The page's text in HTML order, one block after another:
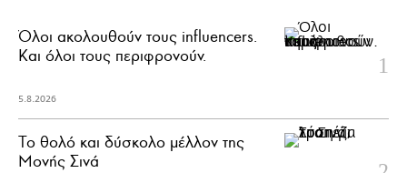
Όλοι ακολουθούν τους influencers.
Και όλοι τους περιφρονούν.
5.8.2026
Το θολό και δύσκολο μέλλον της
Μονής Σινά